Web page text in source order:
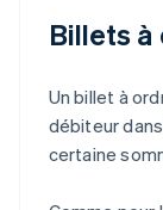
Billets à
Un billet à
débiteur
certaine